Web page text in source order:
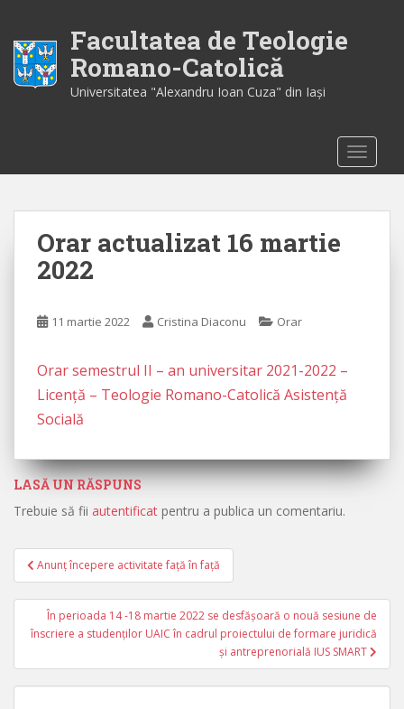
i
Facultatea de Teologie
Romano-Catolică
Universitatea "Alexandru Ioan Cuza" din Iaşi
Orar actualizat 16 martie
2022
11 martie 2022 Cristina Diaconu Orar
Orar semestrul II – an universitar 2021-2022 –
Licență – Teologie Romano-Catolică Asistență
Socială
LASĂ UN RĂSPUNS
Trebuie să fii autentificat pentru a publica un comentariu.
Navigare în articole
Anunț începere activitate față în față
În perioada 14 -18 martie 2022 se desfășoară o nouă sesiune de
înscriere a studenților UAIC în cadrul proiectului de formare juridică
și antreprenorială IUS SMART